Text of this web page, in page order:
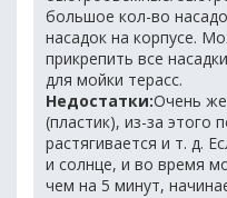
большое кол-во
насадок на корпусе.
прикрепить все
для мойки терасс.
Недостатки:Очень
(пластик), из-за этого
растягивается и т. д.
и солнце, и во время
чем на 5 минут,